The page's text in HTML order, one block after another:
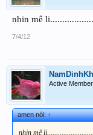
nhin mê
7/4/12
Active Member
amen nói:↑
nhin mê